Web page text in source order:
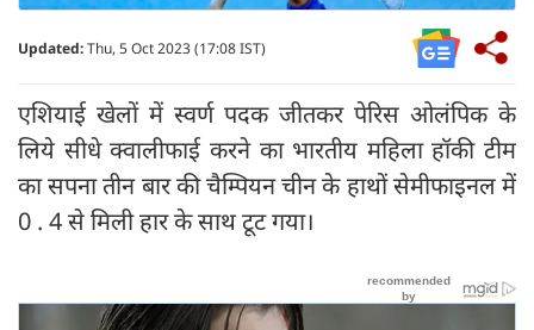
Updated:Thu, 5 Oct 2023 (17:08 IST)
एशियाई खेलों में स्वर्ण पदक जीतकर पेरिस ओलंपिक के
लिये सीधे क्वालीफाई करने का भारतीय महिला हॉकी टीम
का सपना तीन बार की चैम्पियन चीन के हाथों सेमीफाइनल में
0 . 4 से मिली हार के साथ टूट गया।